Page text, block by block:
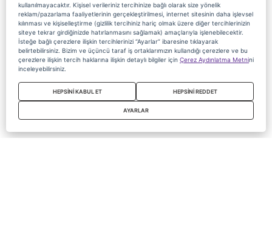
kullanılmayacaktır. Kişisel verileriniz tercihinize bağlı olarak size yönelik
reklam/pazarlama faaliyetlerinin gerçekleştirilmesi, internet sitesinin daha işlevsel
kılınması ve kişiselleştirme (gizlilik tercihiniz hariç olmak üzere diğer tercihlerinizin
siteye tekrar girdiğinizde hatırlanmasını sağlamak) amaçlarıyla işlenebilecektir.
İsteğe bağlı çerezlere ilişkin tercihlerinizi “Ayarlar” ibaresine tıklayarak
belirtebilirsiniz. Bizim ve üçüncü taraf iş ortaklarımızın kullandığı çerezlere ve bu
çerezlere ilişkin tercih haklarına ilişkin detaylı bilgiler için Çerez Aydınlatma Metnini
inceleyebilirsiniz.
HEPSİNİ KABUL ET HEPSİNİ REDDET
AYARLAR